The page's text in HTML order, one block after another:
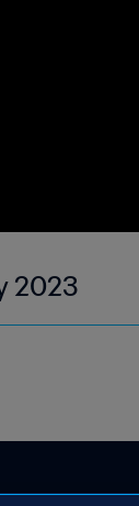
2023